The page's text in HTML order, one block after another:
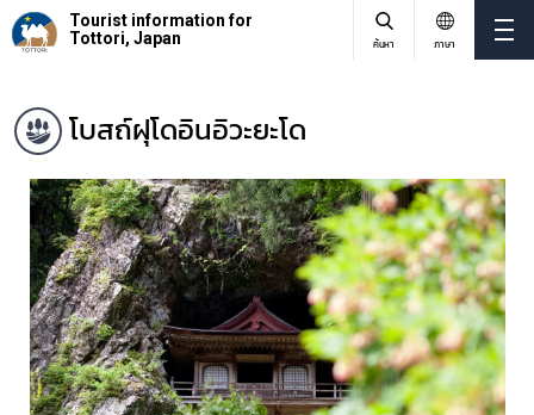
Tourist information for
Tottori, Japan
ค้นหา ภาษา
โบสถ์ฝุโดอินอิวะยะโด